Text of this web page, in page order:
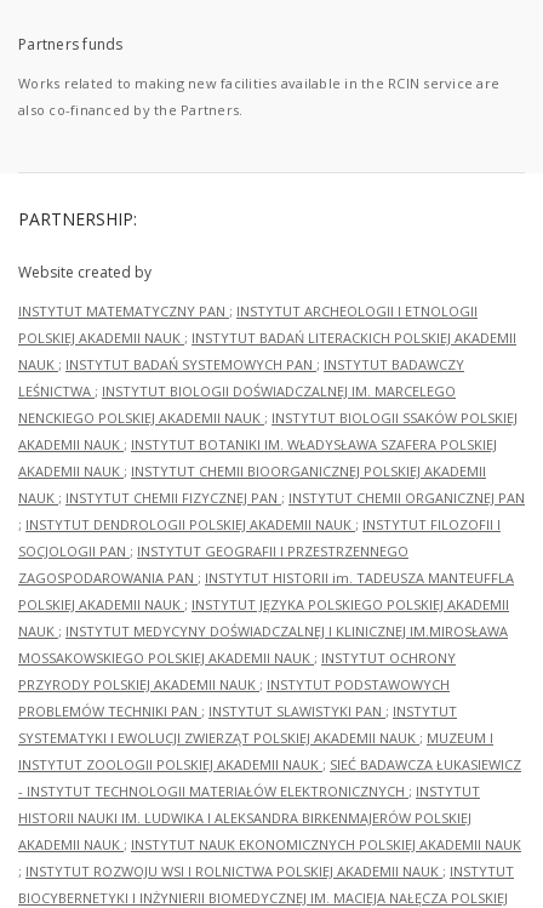
Partners funds
Works related to making new facilities available in the RCIN service are
also co-financed by the Partners.
PARTNERSHIP:
Website created by
INSTYTUT MATEMATYCZNY PAN ; INSTYTUT ARCHEOLOGII I ETNOLOGII
POLSKIEJ AKADEMII NAUK ; INSTYTUT BADAŃ LITERACKICH POLSKIEJ AKADEMII
NAUK ; INSTYTUT BADAŃ SYSTEMOWYCH PAN ; INSTYTUT BADAWCZY
LEŚNICTWA ; INSTYTUT BIOLOGII DOŚWIADCZALNEJ IM. MARCELEGO
NENCKIEGO POLSKIEJ AKADEMII NAUK ; INSTYTUT BIOLOGII SSAKÓW POLSKIEJ
AKADEMII NAUK ; INSTYTUT BOTANIKI IM. WŁADYSŁAWA SZAFERA POLSKIEJ
AKADEMII NAUK ; INSTYTUT CHEMII BIOORGANICZNEJ POLSKIEJ AKADEMII
NAUK ; INSTYTUT CHEMII FIZYCZNEJ PAN ; INSTYTUT CHEMII ORGANICZNEJ PAN
; INSTYTUT DENDROLOGII POLSKIEJ AKADEMII NAUK ; INSTYTUT FILOZOFII I
SOCJOLOGII PAN ; INSTYTUT GEOGRAFII I PRZESTRZENNEGO
ZAGOSPODAROWANIA PAN ; INSTYTUT HISTORII im. TADEUSZA MANTEUFFLA
POLSKIEJ AKADEMII NAUK ; INSTYTUT JĘZYKA POLSKIEGO POLSKIEJ AKADEMII
NAUK ; INSTYTUT MEDYCYNY DOŚWIADCZALNEJ I KLINICZNEJ IM.MIROSŁAWA
MOSSAKOWSKIEGO POLSKIEJ AKADEMII NAUK ; INSTYTUT OCHRONY
PRZYRODY POLSKIEJ AKADEMII NAUK ; INSTYTUT PODSTAWOWYCH
PROBLEMÓW TECHNIKI PAN ; INSTYTUT SLAWISTYKI PAN ; INSTYTUT
SYSTEMATYKI I EWOLUCJI ZWIERZĄT POLSKIEJ AKADEMII NAUK ; MUZEUM I
INSTYTUT ZOOLOGII POLSKIEJ AKADEMII NAUK ; SIEĆ BADAWCZA ŁUKASIEWICZ
- INSTYTUT TECHNOLOGII MATERIAŁÓW ELEKTRONICZNYCH ; INSTYTUT
HISTORII NAUKI IM. LUDWIKA I ALEKSANDRA BIRKENMAJERÓW POLSKIEJ
AKADEMII NAUK ; INSTYTUT NAUK EKONOMICZNYCH POLSKIEJ AKADEMII NAUK
; INSTYTUT ROZWOJU WSI I ROLNICTWA POLSKIEJ AKADEMII NAUK ; INSTYTUT
BIOCYBERNETYKI I INŻYNIERII BIOMEDYCZNEJ IM. MACIEJA NAŁĘCZA POLSKIEJ